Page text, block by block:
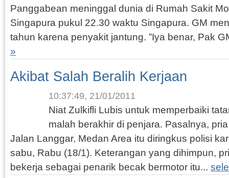
Panggabean meninggal dunia di Rumah Sakit
Singapura pukul 22.30 waktu Singapura. GM
tahun karena penyakit jantung. ”Iya benar, Pak
»
Akibat Salah Beralih Kerjaan
10:37:49, 21/01/2011
Niat Zulkifli Lubis untuk memperbaiki
malah berakhir di penjara. Pasalnya,
Jalan Langgar, Medan Area itu diringkus polisi
sabu, Rabu (18/1). Keterangan yang dihimpun,
bekerja sebagai penarik becak bermotor itu...